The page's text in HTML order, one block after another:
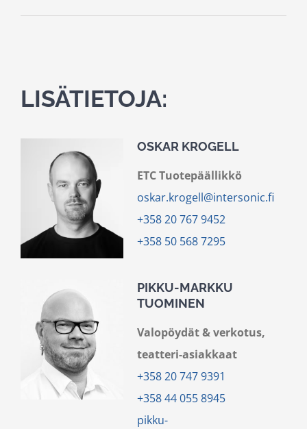
LISÄTIETOJA:
OSKAR KROGELL
ETC Tuotepäällikkö
oskar.krogell@intersonic.fi
+358 20 767 9452
+358 50 568 7295
PIKKU-MARKKU
TUOMINEN
Valopöydät & verkotus,
teatteri-asiakkaat
+358 20 747 9391
+358 44 055 8945
pikku-